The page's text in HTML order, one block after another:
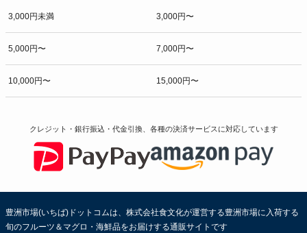
3,000円未満 3,000円〜
5,000円〜 7,000円〜
10,000円〜 15,000円〜
クレジット・銀行振込・代金引換、各種の決済サービスに対応しています
豊洲市場(いちば)ドットコムは、株式会社食文化が運営する豊洲市場に入荷する
旬のフルーツ＆マグロ・海鮮品をお届けする通販サイトです